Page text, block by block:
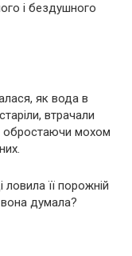
і бездушного
як вода в
втрачали
обростаючи мохом
ловила її порожній
думала?